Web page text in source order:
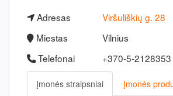
Adresas
Viršuliškių g. 28
Miestas
Vilnius
Telefonai
+370-5-2128353
Įmonės straipsniai Įmonės